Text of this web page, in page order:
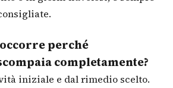
perché
completamente?
iniziale e dal rimedio scelto.